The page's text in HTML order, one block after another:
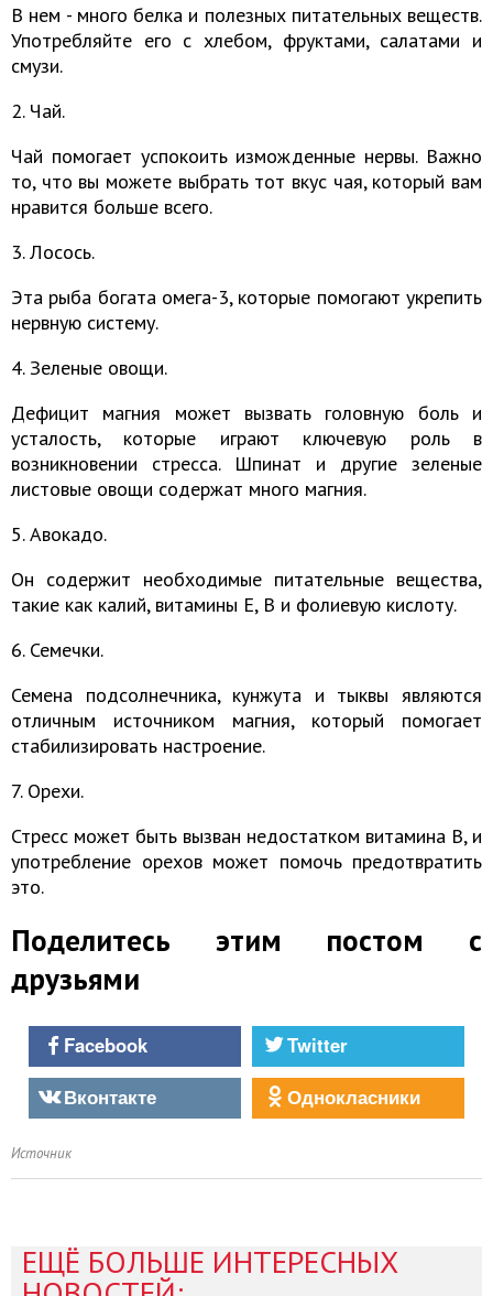
В нем - много белка и полезных питательных веществ.
Употребляйте его с хлебом, фруктами, салатами и
смузи.
2. Чай.
Чай помогает успокоить изможденные нервы. Важно
то, что вы можете выбрать тот вкус чая, который вам
нравится больше всего.
3. Лосось.
Эта рыба богата омега-3, которые помогают укрепить
нервную систему.
4. Зеленые овощи.
Дефицит магния может вызвать головную боль и
усталость, которые играют ключевую роль в
возникновении стресса. Шпинат и другие зеленые
листовые овощи содержат много магния.
5. Авокадо.
Он содержит необходимые питательные вещества,
такие как калий, витамины Е, В и фолиевую кислоту.
6. Семечки.
Семена подсолнечника, кунжута и тыквы являются
отличным источником магния, который помогает
стабилизировать настроение.
7. Орехи.
Стресс может быть вызван недостатком витамина В, и
употребление орехов может помочь предотвратить
это.
Поделитесь этим постом с
друзьями
Facebook
Twitter
Вконтакте
Однокласники
Источник
ЕЩЁ БОЛЬШЕ ИНТЕРЕСНЫХ